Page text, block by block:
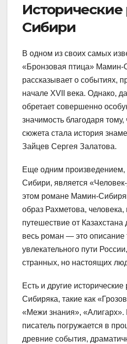
Сибири
В одном из своих самых
«Бронзовая птица» Мамин-
рассказывает о событиях,
начале XVII века. Однако,
обретает совершенно
значимость благодаря тому,
сюжета стала история
Зайцев Сергея Залатова.
Еще одним
Сибири, является
этом романе Мамин-
образ Рахметова,
путешествие от Казахстана
весь роман — это описание
увлекательного пути
странных, но настоящих
Есть и другие
Сибиряка, такие как
«Межи знания», «Алигарх».
писатель погружается в
древние события,